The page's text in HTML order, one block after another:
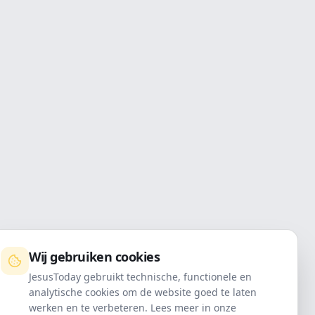
Wij gebruiken cookies
JesusToday gebruikt technische, functionele en
analytische cookies om de website goed te laten
werken en te verbeteren. Lees meer in onze